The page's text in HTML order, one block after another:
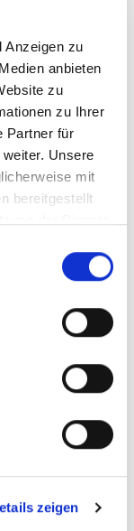
Anzeigen zu
anbieten
zu
zu Ihrer
Partner für
Unsere
mit
bereitgestellt
zeigen
(Regel- oder
Tätigkeit
pädagogischen
zufriedene